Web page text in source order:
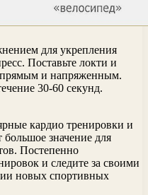
для укрепления
Поставьте локти и
прямым и напряженным.
30-60 секунд.
кардио тренировки и
значение для
Постепенно
и следите за своими
новых спортивных